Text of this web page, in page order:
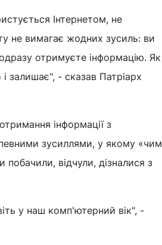
Інтернетом, не
не вимагає жодних зусиль: ви
отримуєте інформацію. Як
залишає", - сказав Патріарх
інформації з
зусиллями, у якому «чим
відчули, дізналися з
у наш комп'ютерний вік", -